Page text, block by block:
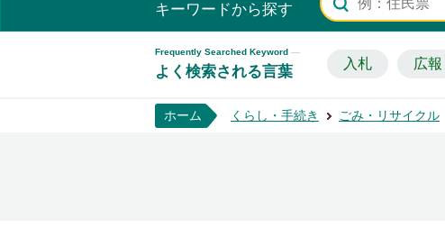
キーワードから探す
Frequently Searched Keyword
よく検索される言葉 入札 広報
ホーム くらし・手続き ごみ・リサイクル